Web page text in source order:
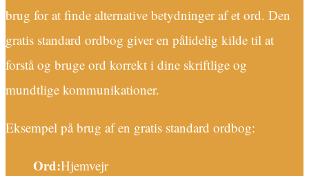
brug for at finde alternative betydninger af et ord. Den
gratis standard ordbog giver en pålidelig kilde til at
forstå og bruge ord korrekt i dine skriftlige og
mundtlige kommunikationer.
Eksempel på brug af en gratis standard ordbog:
Ord:Hjemvejr